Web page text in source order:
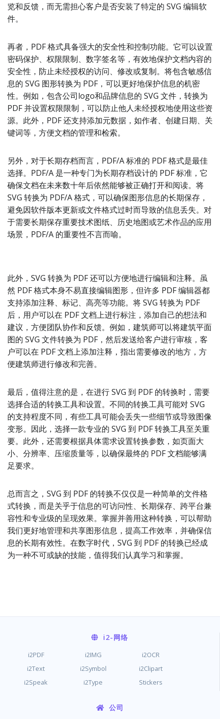
览和反馈，而无需担心客户是否安装了特定的 SVG 编辑软
件。
再者，PDF 格式具备强大的安全性和控制功能。它可以设置
密码保护、权限限制、数字签名等，有效地保护文档内容的
安全性，防止未经授权的访问、修改或复制。将包含敏感信
息的 SVG 图形转换为 PDF，可以更好地保护信息的机密
性。例如，包含公司logo和品牌信息的 SVG 文件，转换为
PDF 并设置权限限制，可以防止他人未经授权地使用这些资
源。此外，PDF 还支持添加元数据，如作者、创建日期、关
键词等，方便文档的管理和检索。
另外，对于长期存档而言，PDF/A 标准的 PDF 格式是最佳
选择。PDF/A 是一种专门为长期存档设计的 PDF 标准，它
确保文档在未来数十年后依然能够被正确打开和阅读。将
SVG 转换为 PDF/A 格式，可以确保图形信息的长期保存，
避免因软件版本更新或文件格式过时而导致的信息丢失。对
于需要长期保存重要技术图纸、历史地图或艺术作品的应用
场景，PDF/A 的重要性不言而喻。
此外，SVG 转换为 PDF 还可以方便地进行编辑和注释。虽
然 PDF 格式本身不易直接编辑图形，但许多 PDF 编辑器都
支持添加注释、标记、高亮等功能。将 SVG 转换为 PDF
后，用户可以在 PDF 文档上进行标注，添加自己的想法和
建议，方便团队协作和反馈。例如，建筑师可以将建筑平面
图的 SVG 文件转换为 PDF，然后发送给客户进行审核，客
户可以在 PDF 文档上添加注释，指出需要修改的地方，方
便建筑师进行修改和完善。
最后，值得注意的是，在进行 SVG 到 PDF 的转换时，需要
选择合适的转换工具和设置。不同的转换工具可能对 SVG
的支持程度不同，有些工具可能会丢失一些细节或导致图像
变形。因此，选择一款专业的 SVG 到 PDF 转换工具至关重
要。此外，还需要根据具体需求设置转换参数，如页面大
小、分辨率、压缩质量等，以确保最终的 PDF 文档能够满
足要求。
总而言之，SVG 到 PDF 的转换不仅仅是一种简单的文件格
式转换，而是关乎于信息的可访问性、长期保存、跨平台兼
容性和专业级的呈现效果。掌握并善用这种转换，可以帮助
我们更好地管理和共享图形信息，提高工作效率，并确保信
息的长期有效性。在数字时代，SVG 到 PDF 的转换已经成
为一种不可或缺的技能，值得我们认真学习和掌握。
i2-网络
i2PDF i2IMG
i2OCR
i2Text
i2Symbol
i2Clipart
i2Speak
i2Type Stickers
公司